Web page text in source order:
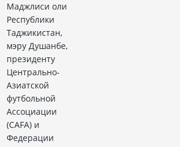
Маджлиси оли
Республики
Таджикистан,
мэру Душанбе,
президенту
Центрально-
Азиатской
футбольной
Ассоциации
(CAFA) и
Федерации